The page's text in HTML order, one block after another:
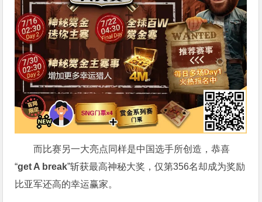
而比赛另一大亮点同样是中国选手所创造，恭喜
“get A break”斩获最高神秘大奖，仅第356名却成为奖励
比亚军还高的幸运赢家。